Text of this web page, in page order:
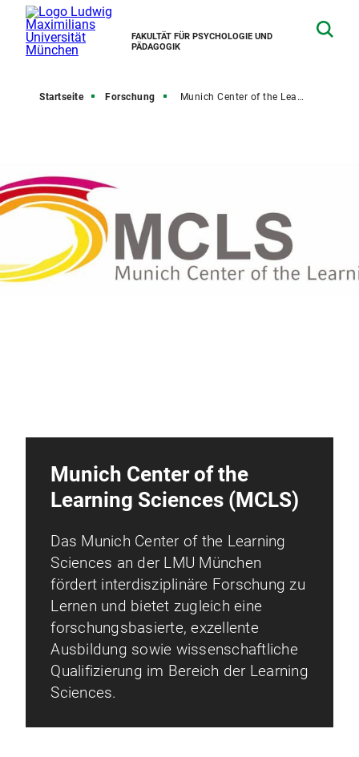
FAKULTÄT FÜR PSYCHOLOGIE UND
PÄDAGOGIK
Startseite Forschung Munich Center of the Learning Sciences (MCLS)
Munich Center of the
Learning Sciences (MCLS)
Das Munich Center of the Learning
Sciences an der LMU München
fördert interdisziplinäre Forschung zu
Lernen und bietet zugleich eine
forschungsbasierte, exzellente
Ausbildung sowie wissenschaftliche
Qualifizierung im Bereich der Learning
Sciences.